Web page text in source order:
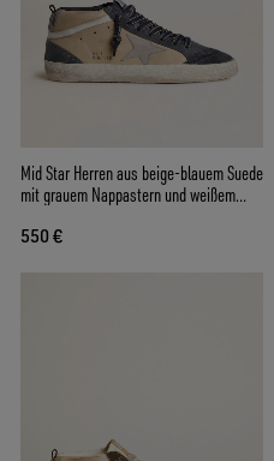
Mid Star Herren aus beige-blauem Suede
mit grauem Nappastern und weißem
550 €